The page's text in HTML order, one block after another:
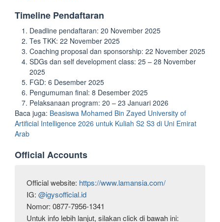
Timeline Pendaftaran
Deadline pendaftaran: 20 November 2025
Tes TKK: 22 November 2025
Coaching proposal dan sponsorship: 22 November 2025
SDGs dan self development class: 25 – 28 November
2025
FGD: 6 Desember 2025
Pengumuman final: 8 Desember 2025
Pelaksanaan program: 20 – 23 Januari 2026
Baca juga: Beasiswa Mohamed Bin Zayed University of
Artificial Intelligence 2026 untuk Kuliah S2 S3 di Uni Emirat
Arab
Official Accounts
Official website: https://www.lamansia.com/
IG: @igysofficial.id
Nomor: 0877-7956-1341